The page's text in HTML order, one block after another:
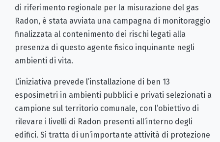
di riferimento regionale per la misurazione del gas
Radon, è stata avviata una campagna di monitoraggio
finalizzata al contenimento dei rischi legati alla
presenza di questo agente fisico inquinante negli
ambienti di vita.
L’iniziativa prevede l’installazione di ben 13
esposimetri in ambienti pubblici e privati selezionati a
campione sul territorio comunale, con l’obiettivo di
rilevare i livelli di Radon presenti all’interno degli
edifici. Si tratta di un’importante attività di protezione